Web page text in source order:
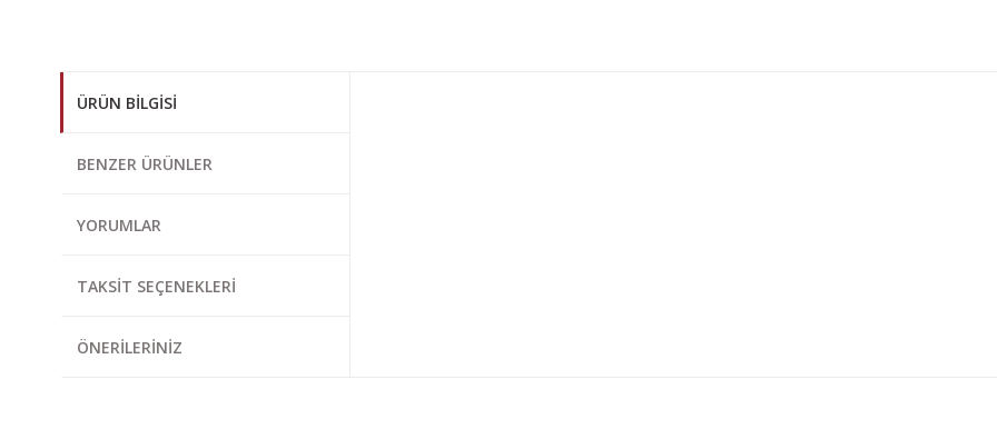
ÜRÜN BILGISI
BENZER ÜRÜNLER
YORUMLAR
TAKSIT SEÇENEKLERI
ÖNERILERINIZ